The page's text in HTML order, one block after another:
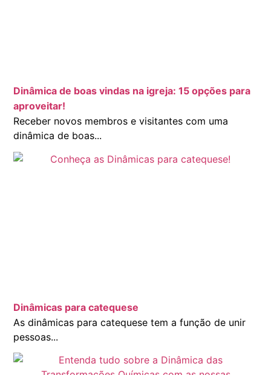
Dinâmica de boas vindas na igreja: 15 opções para
aproveitar!
Receber novos membros e visitantes com uma
dinâmica de boas...
Dinâmicas para catequese
As dinâmicas para catequese tem a função de unir
pessoas...